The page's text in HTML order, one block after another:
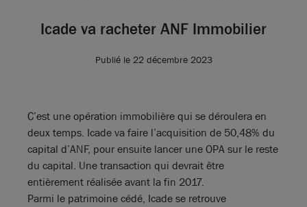
Icade va racheter ANF Immobilier
Publié le 22 décembre 2023
C’est une opération immobilière qui se déroulera en
deux temps. Icade va faire l’acquisition de 50,48% du
capital d’ANF, pour ensuite lancer une OPA sur le reste
du capital. Une transaction qui devrait être
entièrement réalisée avant la fin 2017.
Parmi le patrimoine cédé, Icade se retrouve